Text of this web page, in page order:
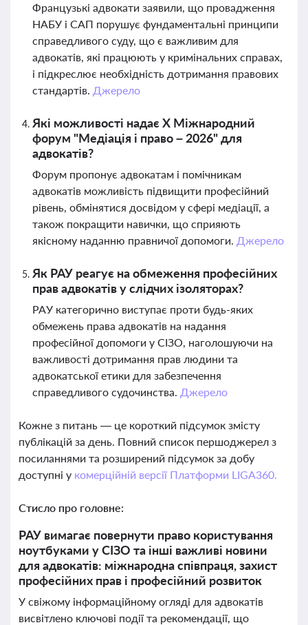
Французькі адвокати заявили, що провадження
НАБУ і САП порушує фундаментальні принципи
справедливого суду, що є важливим для
адвокатів, які працюють у кримінальних справах,
і підкреслює необхідність дотримання правових
стандартів. Джерело
Які можливості надає Х Міжнародний
форум "Медіація і право – 2026" для
адвокатів?
Форум пропонує адвокатам і помічникам
адвокатів можливість підвищити професійний
рівень, обмінятися досвідом у сфері медіації, а
також покращити навички, що сприяють
якісному наданню правничої допомоги. Джерело
Як РАУ реагує на обмеження професійних
прав адвокатів у слідчих ізоляторах?
РАУ категорично виступає проти будь-яких
обмежень права адвокатів на надання
професійної допомоги у СІЗО, наголошуючи на
важливості дотримання прав людини та
адвокатської етики для забезпечення
справедливого судочинства. Джерело
Кожне з питань — це короткий підсумок змісту
публікацій за день. Повний список першоджерел з
посиланнями та розширений підсумок за добу
доступні у комерційній версії Платформи LIGA360.
Стисло про головне:
РАУ вимагає повернути право користування
ноутбуками у СІЗО та інші важливі новини
для адвокатів: міжнародна співпраця, захист
професійних прав і професійний розвиток
У свіжому інформаційному огляді для адвокатів
висвітлено ключові події та рекомендації, що